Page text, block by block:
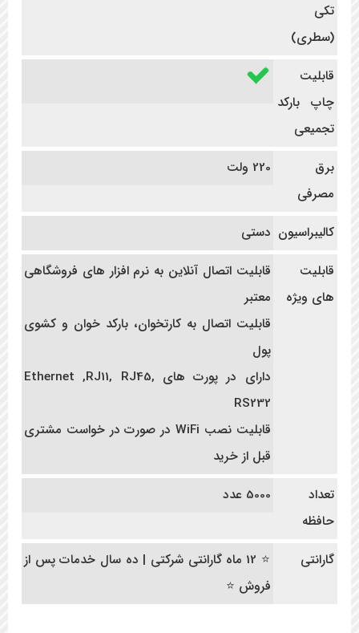
تکی
(سطری)
قابلیت
چاپ بارکد
تجمیعی
برق
مصرفی
220 ولت
کالیبراسیون دستی
قابلیت
های ویژه
قابلیت اتصال آنلاین به نرم افزار های فروشگاهی
معتبر
قابلیت اتصال به کارتخوان، بارکد خوان و کشوی
پول
دارای در پورت های Ethernet ,RJ11, RJ45,
RS232
قابلیت نصب WiFi در صورت در خواست مشتری
قبل از خرید
تعداد
حافظه
5000 عدد
گارانتی
⭐ 12 ماه گارانتی شرکتی | ده سال خدمات پس از
فروش ⭐